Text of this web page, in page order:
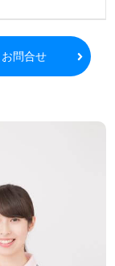
お問合せ